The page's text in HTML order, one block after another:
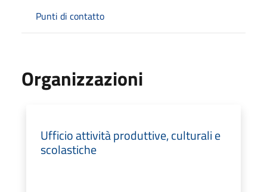
Punti di contatto
Organizzazioni
Ufficio attività produttive, culturali e
scolastiche